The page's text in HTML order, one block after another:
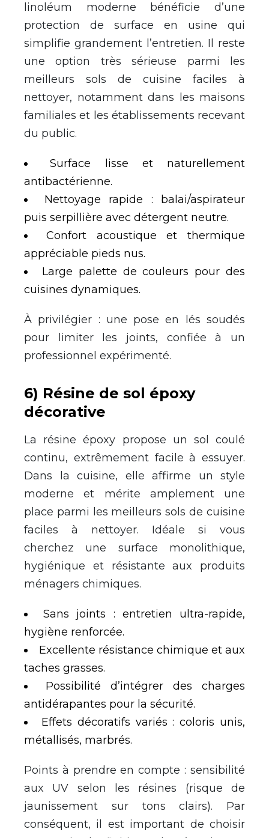
linoléum moderne bénéficie d’une
protection de surface en usine qui
simplifie grandement l’entretien. Il reste
une option très sérieuse parmi les
meilleurs sols de cuisine faciles à
nettoyer, notamment dans les maisons
familiales et les établissements recevant
du public.
Surface lisse et naturellement
antibactérienne.
Nettoyage rapide : balai/aspirateur
puis serpillière avec détergent neutre.
Confort acoustique et thermique
appréciable pieds nus.
Large palette de couleurs pour des
cuisines dynamiques.
À privilégier : une pose en lés soudés
pour limiter les joints, confiée à un
professionnel expérimenté.
6) Résine de sol époxy
décorative
La résine époxy propose un sol coulé
continu, extrêmement facile à essuyer.
Dans la cuisine, elle affirme un style
moderne et mérite amplement une
place parmi les meilleurs sols de cuisine
faciles à nettoyer. Idéale si vous
cherchez une surface monolithique,
hygiénique et résistante aux produits
ménagers chimiques.
Sans joints : entretien ultra-rapide,
hygiène renforcée.
Excellente résistance chimique et aux
taches grasses.
Possibilité d’intégrer des charges
antidérapantes pour la sécurité.
Effets décoratifs variés : coloris unis,
métallisés, marbrés.
Points à prendre en compte : sensibilité
aux UV selon les résines (risque de
jaunissement sur tons clairs). Par
conséquent, il est important de choisir